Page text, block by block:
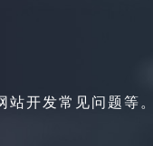
开发常见问题等。